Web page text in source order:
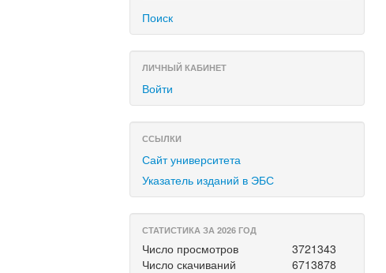
Поиск
ЛИЧНЫЙ КАБИНЕТ
Войти
ССЫЛКИ
Сайт университета
Указатель изданий в ЭБС
СТАТИСТИКА ЗА 2026 ГОД
Число просмотров
3721343
Число скачиваний
6713878